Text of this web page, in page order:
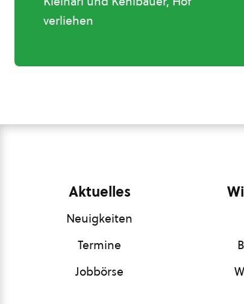
verliehen
Aktuelles
Neuigkeiten
Termine
Jobbörse